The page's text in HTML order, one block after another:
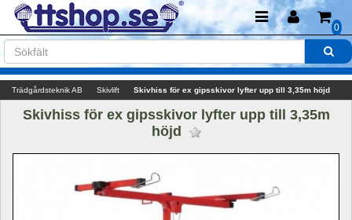
0
Trädgårdsteknik AB Skivlift Skivhiss för ex gipsskivor lyfter upp till 3,35m höjd
Skivhiss för ex gipsskivor lyfter upp till 3,35m
höjd